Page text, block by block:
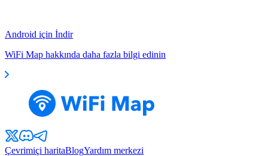
Android için İndir
WiFi Map hakkında daha fazla bilgi edinin
Çevrimiçi haritaBlogYardım merkezi